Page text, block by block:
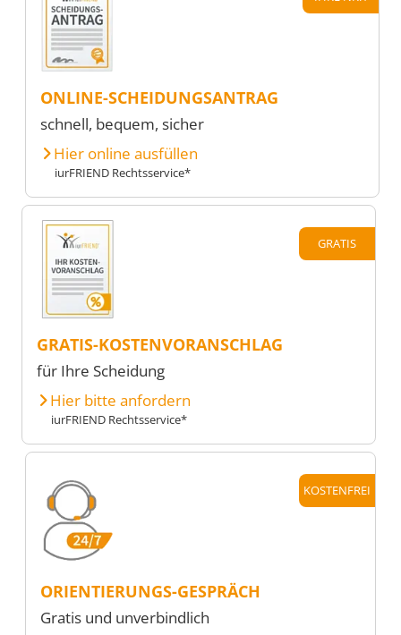
ONLINE-SCHEIDUNGSANTRAG
schnell, bequem, sicher
Hier online ausfüllen
iurFRIEND Rechtsservice*
GRATIS
GRATIS-KOSTENVORANSCHLAG
für Ihre Scheidung
Hier bitte anfordern
iurFRIEND Rechtsservice*
KOSTENFREI
ORIENTIERUNGS-GESPRÄCH
Gratis und unverbindlich